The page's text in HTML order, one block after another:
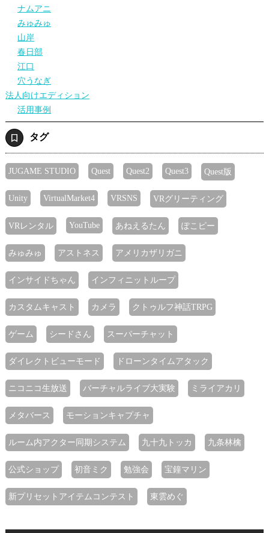
ナムアニ
みゅみゅ
山岸
春日部
江口
穴うなぎ
法人向けエディション
活用事例
タグ
JUGAME STUDIO Quest Quest2 Quest3 Quest版
Unity VirtualMarket4 VRSNS VRグリーティング
VRレンタル YouTube あねえるたん ぽこピー
みゅみゅ アストネス アメリカザリガニ
インサイドちゃん インフィニットループ
カスタムキャスト カメラ クトゥルフ神話TRPG
ゲーム シードさん スーパーチャット
ダイレクトビューモード ドローンタイムアタック
ニコニコ生放送 バーチャルライブ大実験 ミライアカリ
メタバース モーションキャプチャ
ルーム内アクター同期システム 九十九トッカ 九条林檎
公式ショップ 初音ミク 勉強会 宝鐘マリン
新プリセットアイテムコンテスト 東雲めぐ